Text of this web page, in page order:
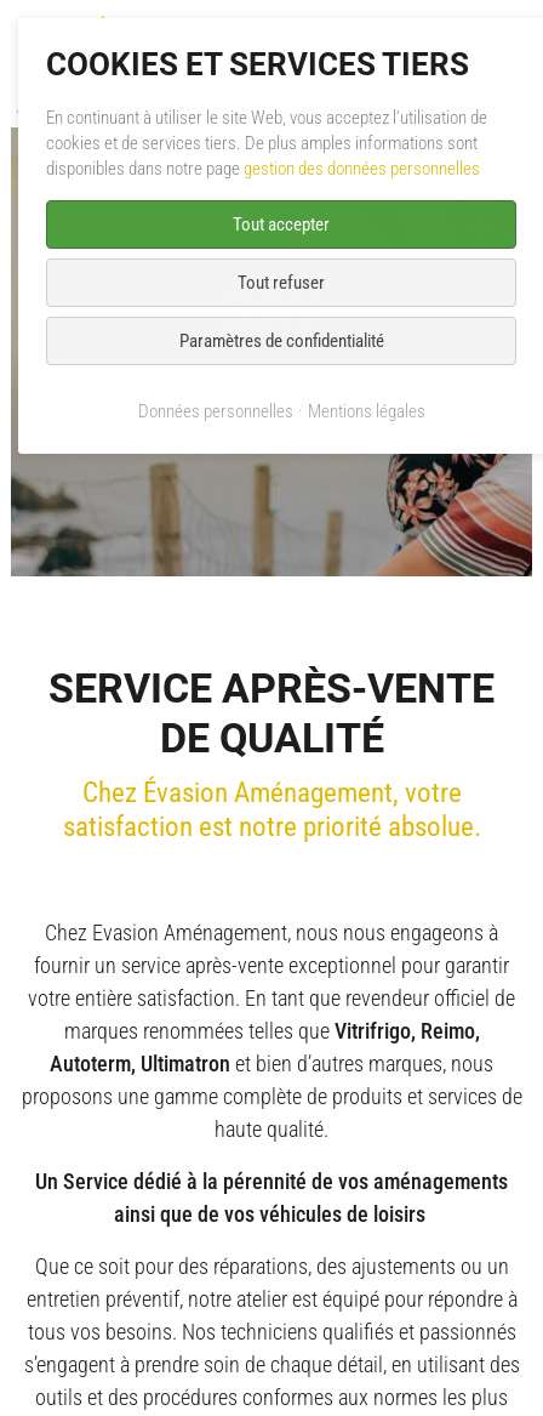
Menu
A propos
Pièces & Accessoires
SAV
Contact
SAV
Évasion Aménagement SAV
SERVICE APRÈS-VENTE
DE QUALITÉ
Chez Évasion Aménagement, votre
satisfaction est notre priorité absolue.
Chez Evasion Aménagement, nous nous engageons à
fournir un service après-vente exceptionnel pour garantir
votre entière satisfaction. En tant que revendeur officiel de
marques renommées telles queVitrifrigo, Reimo,
Autoterm, Ultimatron et bien d’autres marques, nous
proposons une gamme complète de produits et services de
haute qualité.
Un Service dédié à la pérennité de vos aménagements
ainsi que de vos véhicules de loisirs
Que ce soit pour des réparations, des ajustements ou un
entretien préventif, notre atelier est équipé pour répondre à
tous vos besoins. Nos techniciens qualifiés et passionnés
s’engagent à prendre soin de chaque détail, en utilisant des
outils et des procédures conformes aux normes les plus
COOKIES ET SERVICES TIERS
En continuant à utiliser le site Web, vous acceptez l'utilisation de
cookies et de services tiers. De plus amples informations sont
disponibles dans notre pagegestion des données personnelles
Tout accepter
Tout refuser
Paramètres de confidentialité
Données personnelles Mentions légales